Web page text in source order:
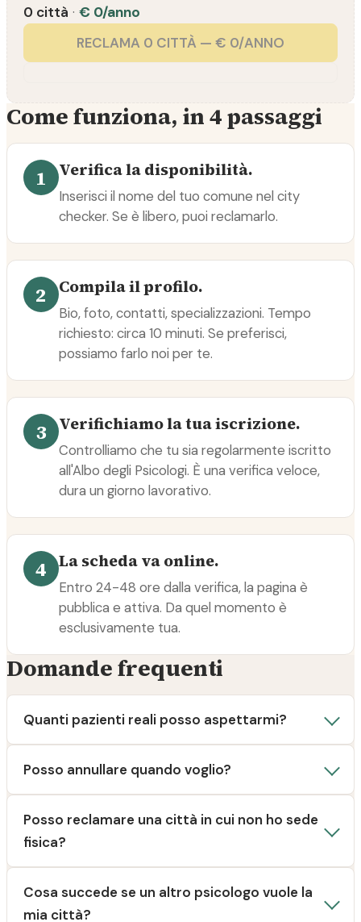
0 città · € 0/anno
RECLAMA 0 CITTÀ — € 0/ANNO
Come funziona, in 4 passaggi
1 Verifica la disponibilità.
Inserisci il nome del tuo comune nel city
checker. Se è libero, puoi reclamarlo.
2 Compila il profilo.
Bio, foto, contatti, specializzazioni. Tempo
richiesto: circa 10 minuti. Se preferisci,
possiamo farlo noi per te.
3 Verifichiamo la tua iscrizione.
Controlliamo che tu sia regolarmente iscritto
all'Albo degli Psicologi. È una verifica veloce,
dura un giorno lavorativo.
4 La scheda va online.
Entro 24-48 ore dalla verifica, la pagina è
pubblica e attiva. Da quel momento è
esclusivamente tua.
Domande frequenti
Quanti pazienti reali posso aspettarmi?
Posso annullare quando voglio?
Posso reclamare una città in cui non ho sede
fisica?
Cosa succede se un altro psicologo vuole la
mia città?